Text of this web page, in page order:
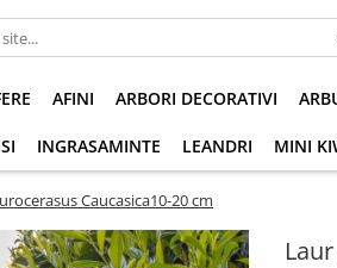
AFINI ARBORI DECORATIVI
INGRASAMINTE LEANDRI MINI
Caucasica10-20 cm